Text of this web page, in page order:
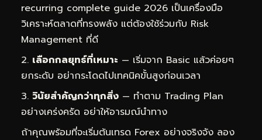
recurring complete guide 2026 เป็นเครื่องมือ
วิเคราะห์ตลาดที่ทรงพลัง แต่ต้องใช้ร่วมกับ Risk
Management ที่ดี
เลือกกลยุทธ์ที่เหมาะ — เริ่มจาก Basic แล้วค่อยๆ
ยกระดับ อย่ากระโดดไปเทคนิคขั้นสูงก่อนเวลา
วินัยสำคัญกว่าทุกสิ่ง — ทำตาม Trading Plan
อย่างเคร่งครัด อย่าให้อารมณ์นำทาง
ถ้าคุณพร้อมที่จะเริ่มต้นเทรด Forex อย่างจริงจัง ลอง